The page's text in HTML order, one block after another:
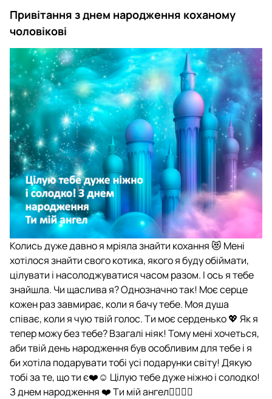
Привітання з днем народження коханому
чоловікові
Колись дуже давно я мріяла знайти кохання 😻 Мені
хотілося знайти свого котика, якого я буду обіймати,
цілувати і насолоджуватися часом разом. І ось я тебе
знайшла. Чи щаслива я? Однозначно так! Моє серце
кожен раз завмирає, коли я бачу тебе. Моя душа
співає, коли я чую твій голос. Ти моє серденько 💖 Як я
тепер можу без тебе? Взагалі ніяк! Тому мені хочеться,
аби твій день народження був особливим для тебе і я
би хотіла подарувати тобі усі подарунки світу! Дякую
тобі за те, що ти є❤️☺️ Цілую тебе дуже ніжно і солодко!
З днем народження ❤️ Ти мій ангел👩‍❤️‍💋‍👨